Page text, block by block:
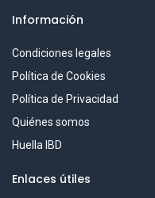
Información
Condiciones legales
Política de Cookies
Política de Privacidad
Quiénes somos
Huella IBD
Enlaces útiles